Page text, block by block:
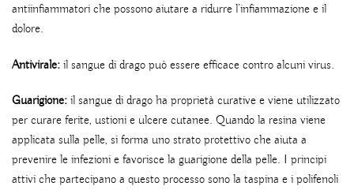
antiinfiammatori che possono aiutare a ridurre l’infiammazione e il
dolore.
Antivirale: il sangue di drago può essere efficace contro alcuni virus.
Guarigione: il sangue di drago ha proprietà curative e viene utilizzato
per curare ferite, ustioni e ulcere cutanee. Quando la resina viene
applicata sulla pelle, si forma uno strato protettivo che aiuta a
prevenire le infezioni e favorisce la guarigione della pelle. I principi
attivi che partecipano a questo processo sono la taspina e i polifenoli